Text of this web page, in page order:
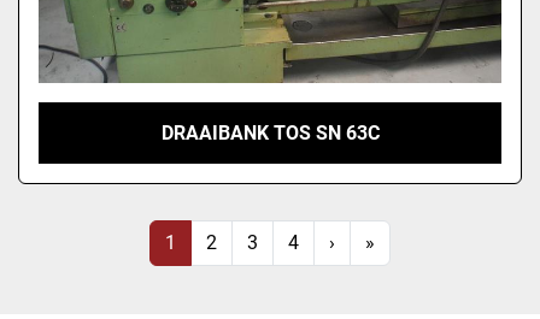
DRAAIBANK TOS SN 63C
1 2 3 4 › »